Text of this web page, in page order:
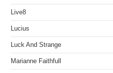
Live8
Lucius
Luck And Strange
Marianne Faithfull